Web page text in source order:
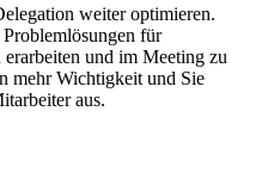
weiter optimieren.
für
und im Meeting zu
mehr Wichtigkeit und Sie
aus.